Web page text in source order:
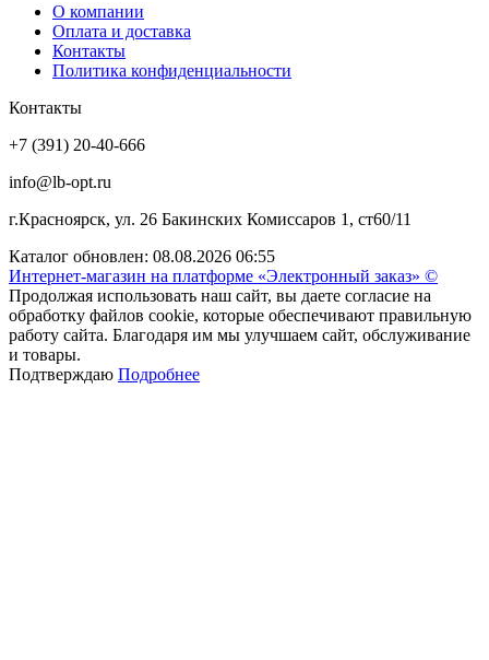
О компании
Оплата и доставка
Контакты
Политика конфиденциальности
Контакты
+7 (391) 20-40-666
info@lb-opt.ru
г.Красноярск, ул. 26 Бакинских Комиссаров 1, ст60/11
Каталог обновлен: 08.08.2026 06:55
Интернет-магазин на платформе «Электронный заказ» ©
Продолжая использовать наш сайт, вы даете согласие на
обработку файлов cookie, которые обеспечивают правильную
работу сайта. Благодаря им мы улучшаем сайт, обслуживание
и товары.
Подтверждаю Подробнее